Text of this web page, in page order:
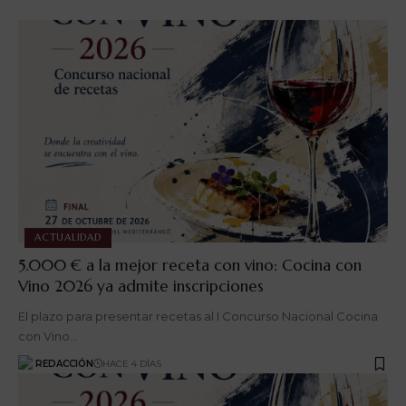
ACTUALIDAD
5.000 € a la mejor receta con vino: Cocina con
Vino 2026 ya admite inscripciones
El plazo para presentar recetas al I Concurso Nacional Cocina
con Vino…
REDACCIÓN HACE 4 DÍAS